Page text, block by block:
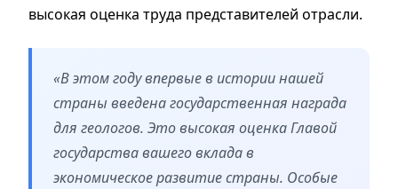
высокая оценка труда представителей отрасли.
«В этом году впервые в истории нашей
страны введена государственная награда
для геологов. Это высокая оценка Главой
государства вашего вклада в
экономическое развитие страны. Особые